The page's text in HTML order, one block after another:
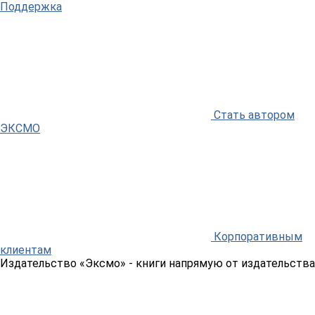
Поддержка
Стать автором
ЭКСМО
Корпоративным
клиентам
Издательство «Эксмо» - книги напрямую от издательства